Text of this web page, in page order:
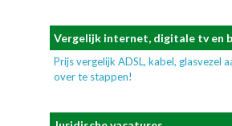
Vergelijk internet, digitale tv en
Prijs vergelijk ADSL, kabel, glasvezel
over te stappen!